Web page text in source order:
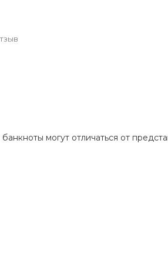
могут отличаться от